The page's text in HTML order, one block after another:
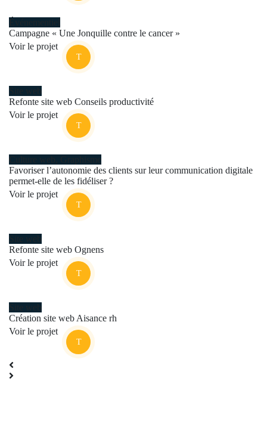
Campagne « Une Jonquille contre le cancer »
Voir le projet
Refonte site web Conseils productivité
Voir le projet
Favoriser l’autonomie des clients sur leur communication digitale
permet-elle de les fidéliser ?
Voir le projet
Refonte site web Ognens
Voir le projet
Création site web Aisance rh
Voir le projet